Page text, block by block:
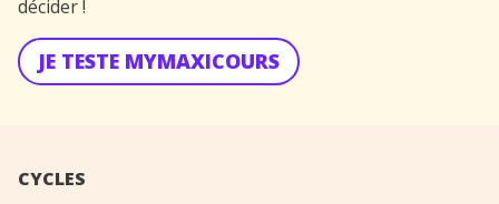
décider !
JE TESTE MYMAXICOURS
CYCLES